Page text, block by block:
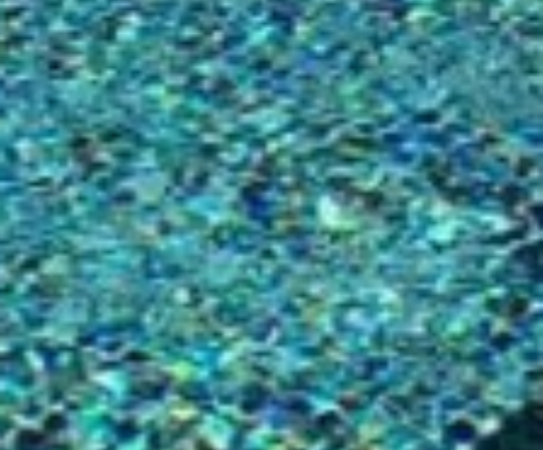
Estas cookies son utilizadas para almacenar información
sobre las preferencias y elecciones personales del usuario
a través de la observación continuada de sus hábitos de
navegación. Gracias a ellas, podemos conocer los hábitos
de navegación en el sitio web y mostrar publicidad
relacionada con el perfil de navegación del usuario.